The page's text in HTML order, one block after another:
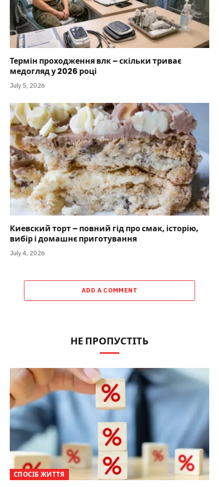
Термін проходження влк – скільки триває
медогляд у 2026 році
July 5, 2026
Киевский торт – повний гід про смак, історію,
вибір і домашнє приготування
July 4, 2026
ADD A COMMENT
НЕ ПРОПУСТІТЬ
СПОСІБ ЖИТТЯ